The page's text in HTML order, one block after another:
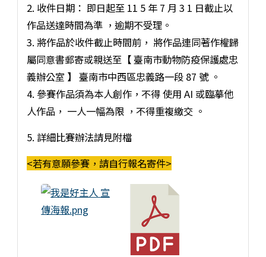
2. 收件日期： 即日起至 11 5 年 7 月 3 1 日截止以
作品送達時間為準 ，逾期不受理。
3. 將作品於收件截止時間前， 將作品連同著作權歸
屬同意書郵寄或親送至【 臺南市動物防疫保護處忠
義辦公室 】 臺南市中西區忠義路一段 87 號 。
4. 參賽作品須為本人創作，不得 使用 AI 或臨摹他
人作品， 一人一幅為限 ，不得重複繳交 。
5. 詳細比賽辦法請見附檔
<若有意願參賽，請自行報名寄件>